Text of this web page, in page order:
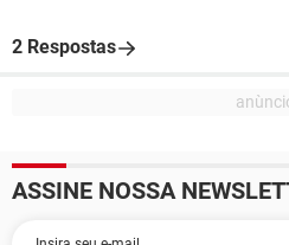
2 Respostas
ASSINE NOSSA